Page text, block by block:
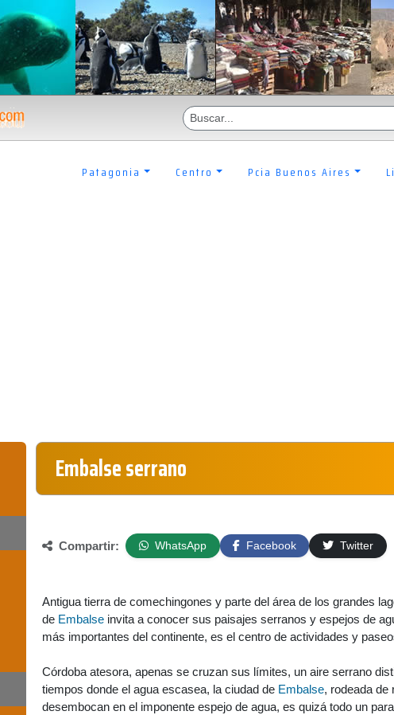
Patagonia Centro Pcia Buenos Aires
Embalse serrano
Compartir: WhatsApp Facebook Twitter
Antigua tierra de comechingones y parte del área de los grandes
de Embalse invita a conocer sus paisajes serranos y espejos de
más importantes del continente, es el centro de actividades y
Córdoba atesora, apenas se cruzan sus límites, un aire serrano
tiempos donde el agua escasea, la ciudad de Embalse, rodeada de
desembocan en el imponente espejo de agua, es quizá todo un